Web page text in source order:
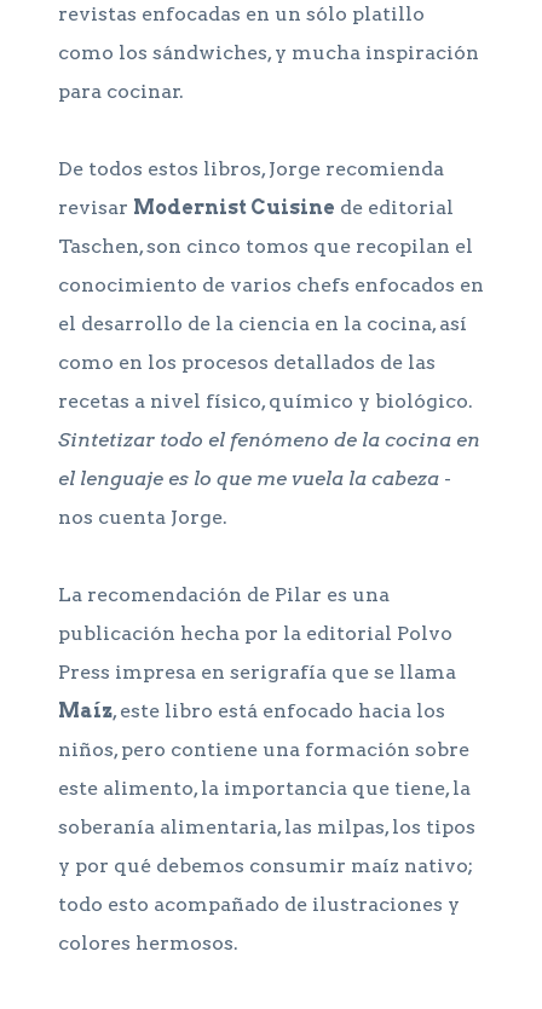
revistas enfocadas en un sólo platillo
como los sándwiches, y mucha inspiración
para cocinar.
De todos estos libros, Jorge recomienda
revisar Modernist Cuisine de editorial
Taschen, son cinco tomos que recopilan el
conocimiento de varios chefs enfocados en
el desarrollo de la ciencia en la cocina, así
como en los procesos detallados de las
recetas a nivel físico, químico y biológico.
Sintetizar todo el fenómeno de la cocina en
el lenguaje es lo que me vuela la cabeza -
nos cuenta Jorge.
La recomendación de Pilar es una
publicación hecha por la editorial Polvo
Press impresa en serigrafía que se llama
Maíz, este libro está enfocado hacia los
niños, pero contiene una formación sobre
este alimento, la importancia que tiene, la
soberanía alimentaria, las milpas, los tipos
y por qué debemos consumir maíz nativo;
todo esto acompañado de ilustraciones y
colores hermosos.